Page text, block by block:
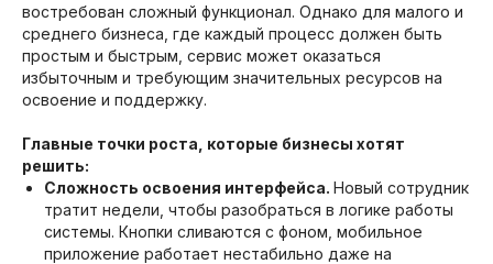
востребован сложный функционал. Однако для малого и
среднего бизнеса, где каждый процесс должен быть
простым и быстрым, сервис может оказаться
избыточным и требующим значительных ресурсов на
освоение и поддержку.
Главные точки роста, которые бизнесы хотят
решить:
Сложность освоения интерфейса. Новый сотрудник
тратит недели, чтобы разобраться в логике работы
системы. Кнопки сливаются с фоном, мобильное
приложение работает нестабильно даже на